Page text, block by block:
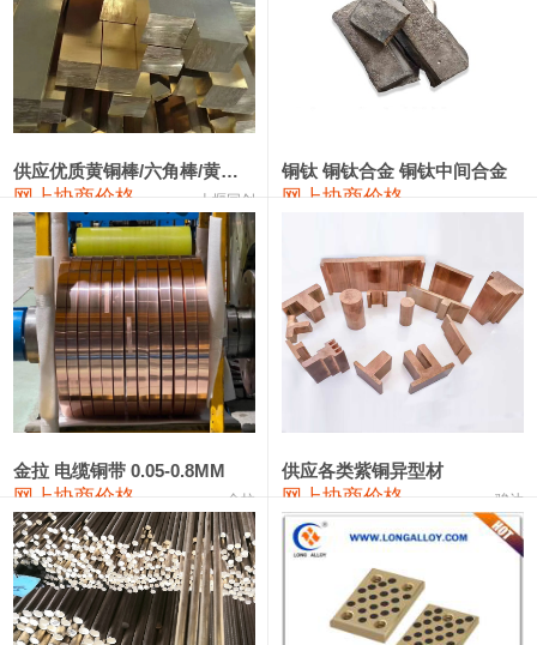
441#硅 9,600—9,800 9,700
3303#硅 10,300—10,500 10,400
2202#硅 14,100—14,300
金属硅3303#-2202# 10,400—14,200 12,300 0
漆包线 111,970—115,970 113,970
磷铜合金 110,800—117,600 114,200 400
无氧铜丝(硬) 109,710—110,010 109,860
R410A专用紫铜管 113,700—113,700
铸造铝合金锭(A380） 26,300—26,500 26,400 100
铝合金ADC12 24,200—24,400 100
铸造铝合金锭(ZL102) 24,300—24,500 24,400
供应优质黄铜棒/六角棒/黄铜方板
网上协商价格 十堰同创
铜钛 铜钛合金 铜钛中间合金
网上协商价格
金拉 电缆铜带 0.05-0.8MM
网上协商价格 金拉
供应各类紫铜异型材
网上协商价格 骏达